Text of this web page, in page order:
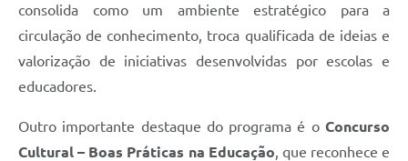
consolida como um ambiente estratégico para a
circulação de conhecimento, troca qualificada de ideias e
valorização de iniciativas desenvolvidas por escolas e
educadores.
Outro importante destaque do programa é o Concurso
Cultural – Boas Práticas na Educação, que reconhece e